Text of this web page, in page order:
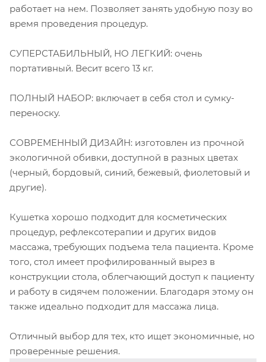
работает на нем. Позволяет занять удобную позу во
время проведения процедур.
СУПЕРСТАБИЛЬНЫЙ, НО ЛЕГКИЙ: очень
портативный. Весит всего 13 кг.
ПОЛНЫЙ НАБОР: включает в себя стол и сумку-
переноску.
СОВРЕМЕННЫЙ ДИЗАЙН: изготовлен из прочной
экологичной обивки, доступной в разных цветах
(черный, бордовый, синий, бежевый, фиолетовый и
другие).
Кушетка хорошо подходит для косметических
процедур, рефлексотерапии и других видов
массажа, требующих подъема тела пациента. Кроме
того, стол имеет профилированный вырез в
конструкции стола, облегчающий доступ к пациенту
и работу в сидячем положении. Благодаря этому он
также идеально подходит для массажа лица.
Отличный выбор для тех, кто ищет экономичные, но
проверенные решения.